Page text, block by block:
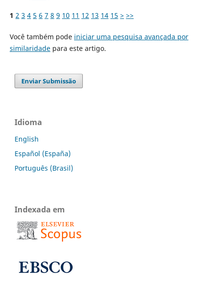
1 2 3 4 5 6 7 8 9 10 11 12 13 14 15 > >>
Você também pode iniciar uma pesquisa avançada por
similaridadepara este artigo.
Enviar Submissão
Idioma
English
Español (España)
Português (Brasil)
Indexada em